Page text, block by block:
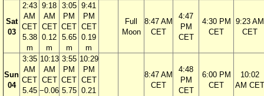
Sat
03
2:43
AM
CET
5.38
m
9:18
AM
CET
0.12
m
3:05
PM
CET
5.65
m
9:41
PM
CET
0.19
m
Full
Moon
8:47 AM
CET
4:47
PM
CET
4:30 PM
CET
9:23 AM
CET
Sun
04
3:35
AM
CET
5.45
10:13
AM
CET
−0.06
3:55
PM
CET
5.75
10:29
PM
CET
0.21
8:47 AM
CET
4:48
PM
CET
6:00 PM
CET
10:02
AM CET